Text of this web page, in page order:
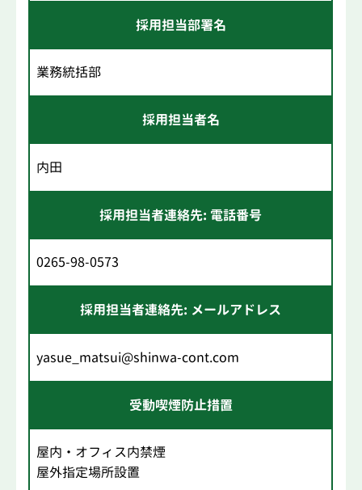
採用担当部署名
業務統括部
採用担当者名
内田
採用担当者連絡先: 電話番号
0265-98-0573
採用担当者連絡先: メールアドレス
yasue_matsui@shinwa-cont.com
受動喫煙防止措置
屋内・オフィス内禁煙
屋外指定場所設置